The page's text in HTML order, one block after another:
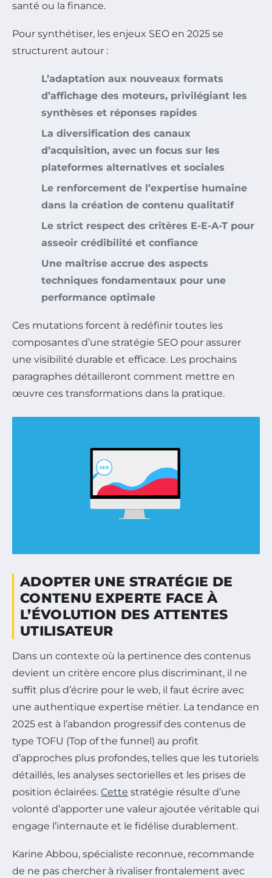
santé ou la finance.
Pour synthétiser, les enjeux SEO en 2025 se
structurent autour :
L’adaptation aux nouveaux formats
d’affichage des moteurs, privilégiant les
synthèses et réponses rapides
La diversification des canaux
d’acquisition, avec un focus sur les
plateformes alternatives et sociales
Le renforcement de l’expertise humaine
dans la création de contenu qualitatif
Le strict respect des critères E-E-A-T pour
asseoir crédibilité et confiance
Une maîtrise accrue des aspects
techniques fondamentaux pour une
performance optimale
Ces mutations forcent à redéfinir toutes les
composantes d’une stratégie SEO pour assurer
une visibilité durable et efficace. Les prochains
paragraphes détailleront comment mettre en
œuvre ces transformations dans la pratique.
ADOPTER UNE STRATÉGIE DE
CONTENU EXPERTE FACE À
L’ÉVOLUTION DES ATTENTES
UTILISATEUR
Dans un contexte où la pertinence des contenus
devient un critère encore plus discriminant, il ne
suffit plus d’écrire pour le web, il faut écrire avec
une authentique expertise métier. La tendance en
2025 est à l’abandon progressif des contenus de
type TOFU (Top of the funnel) au profit
d’approches plus profondes, telles que les tutoriels
détaillés, les analyses sectorielles et les prises de
position éclairées. Cette stratégie résulte d’une
volonté d’apporter une valeur ajoutée véritable qui
engage l’internaute et le fidélise durablement.
Karine Abbou, spécialiste reconnue, recommande
de ne pas chercher à rivaliser frontalement avec